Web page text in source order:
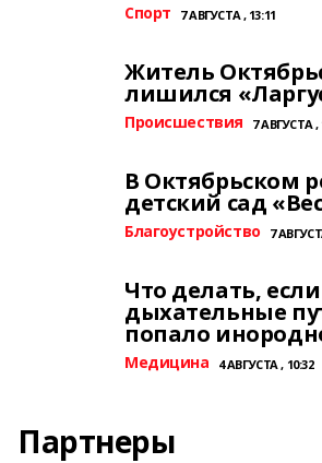
Спорт 7 АВГУСТА , 13:11
Житель
лишился
Происшествия 7 АВГУСТА ,
В Октябрьском
детский сад
Благоустройство 7
Что делать,
дыхательные
попало
Медицина 4 АВГУСТА , 10:32
Партнеры